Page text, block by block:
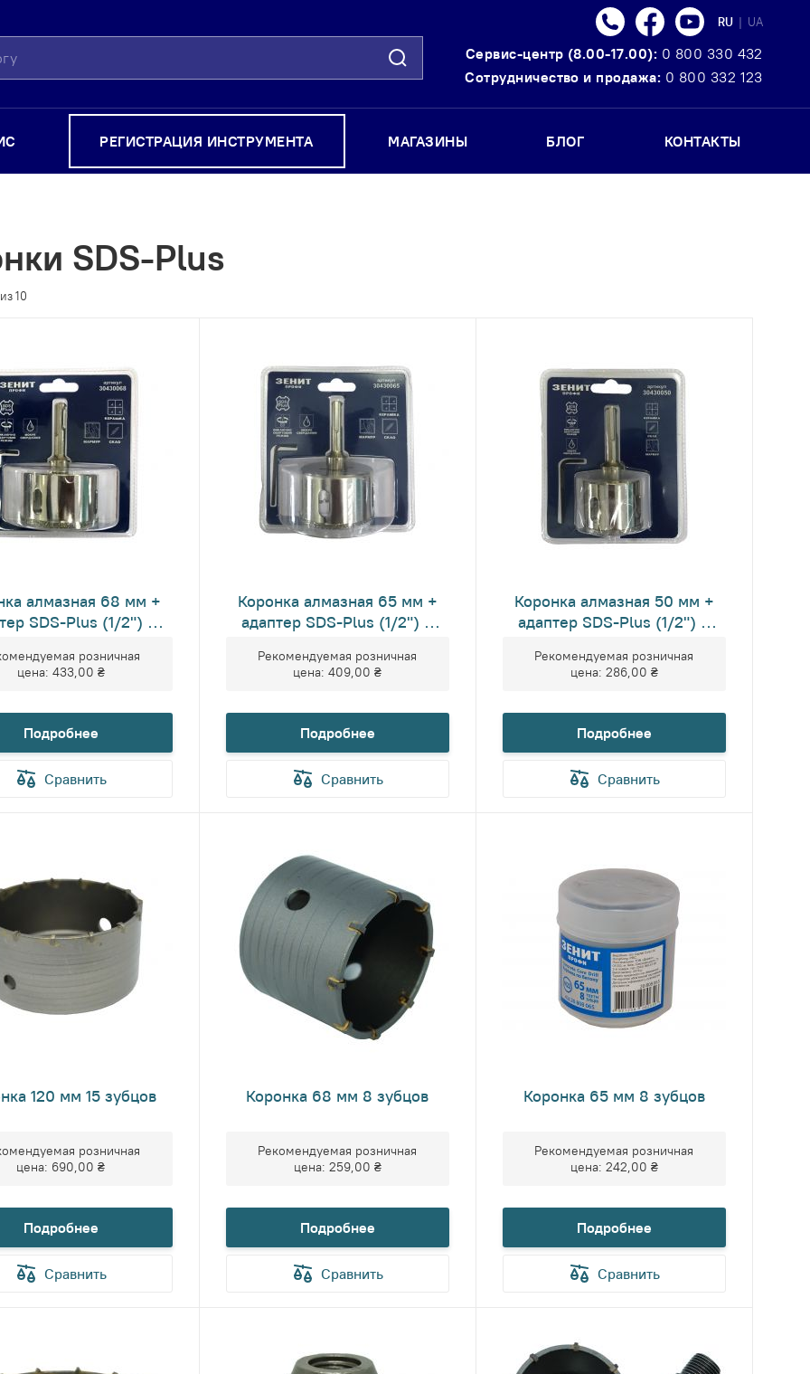
Поиск
ТелефонFacebookYoutube Язык
RU | UA
Сервис-центр (8.00-17.00): 0 800 330 432
Сотрудничество и продажа: 0 800 332 123
РЕГИСТРАЦИЯ ИНСТРУМЕНТА МАГАЗИНЫ БЛОГ КОНТАКТЫ
SDS-Plus
10
алмазная 68 мм +
SDS-Plus (1/2") +
(7x57мм)розничная
цена: 433,00 ₴
Подробнее
Сравнить
Коронка алмазная 65 мм +
адаптер SDS-Plus (1/2") +
(7x57мм)
Рекомендуемая розничная
цена: 409,00 ₴
Подробнее
Сравнить
Коронка алмазная 50 мм +
адаптер SDS-Plus (1/2") +
(7x57мм)
Рекомендуемая розничная
цена: 286,00 ₴
Подробнее
Сравнить
120 мм 15 зубцов
розничная
цена: 690,00 ₴
Подробнее
Сравнить
Коронка 68 мм 8 зубцов
Рекомендуемая розничная
цена: 259,00 ₴
Подробнее
Сравнить
Коронка 65 мм 8 зубцов
Рекомендуемая розничная
цена: 242,00 ₴
Подробнее
Сравнить